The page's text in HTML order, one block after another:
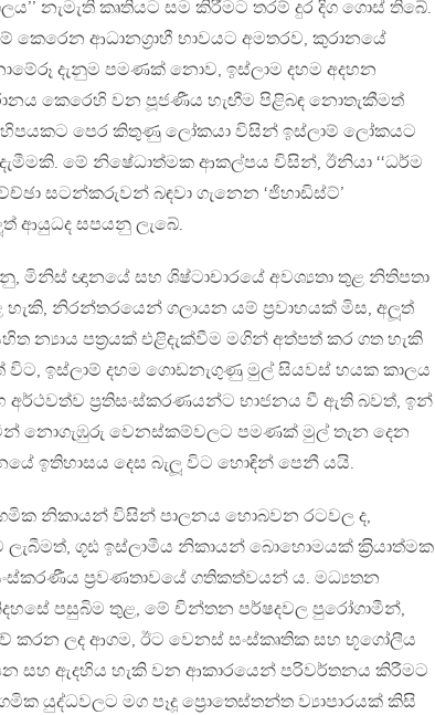
නැමැති කෘතියට සම කිරීමට තරම් දුර දිග ගොස් තිබේ.
ආධානග‍්‍රාහී භාවයට අමතරව, කුරානයේ
දැනුම පමණක් නොව, ඉස්ලාම දහම අදහන
කෙරෙහි වන පූජණීය හැඟීම පිළිබඳ නොතැකීමත්
පෙර කිතුණු ලෝකයා විසින් ඉස්ලාම් ලෝකයට
මේ නිෂේධාත්මක ආකල්පය විසින්, ඊනියා ‘‘ධර්ම
සටන්කරුවන් බඳවා ගැනෙන ‘ජිහාඩිස්ට්’
ආයුධද සපයනු ලැබේ.
මිනිස් ඥානයේ සහ ශිෂ්ටාචාරයේ අවශ්‍යතා තුළ නිතිපතා
නිරන්තරයෙන් ගලායන යම් ප‍්‍රවාහයක් මිස, අලූත්
න්‍යාය පත‍්‍රයක් එළිදැක්වීම මගින් අත්පත් කර ගත හැකි
විට, ඉස්ලාම් දහම ගොඩනැගුණු මුල් සියවස් හයක කාලය
අර්ථවත්ව ප‍්‍රතිසංස්කරණයන්ට භාජනය වී ඇති බවත්, ඉන්
නොගැඹුරු වෙනස්කම්වලට පමණක් මුල් තැන දෙන
ඉතිහාසය දෙස බැලූ විට හොඳින් පෙනී යයි.
නිකායන් විසින් පාලනය හොබවන රටවල ද,
ගූඪ ඉස්ලාමීය නිකායන් බොහොමයක් ක‍්‍රියාත්මක
ප‍්‍රවණතාවයේ ගතිකත්වයන් ය. මධ්‍යතන
පසුබිම තුළ, මේ චින්තන පර්ෂදවල පුරෝගාමීන්,
කරන ලද ආගම, ඊට වෙනස් සංස්කෘතික සහ භූගෝලීය
සහ ඇදහිය හැකි වන ආකාරයෙන් පරිවර්තනය කිරීමට
යුද්ධවලට මග පෑදූ ප්‍රොතෙස්තන්ත ව්‍යාපාරයක් කිසි